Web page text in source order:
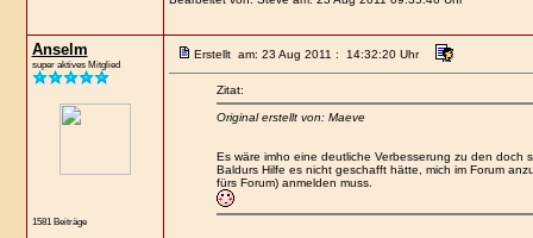
Anselm
super aktives Mitglied
1581 Beiträge
Erstellt am: 23 Aug 2011 : 14:32:20 Uhr
Zitat:
Original erstellt von: Maeve
Es wäre imho eine deutliche Verbesserung zu den doch
Baldurs Hilfe es nicht geschafft hätte, mich im Forum
fürs Forum) anmelden muss.